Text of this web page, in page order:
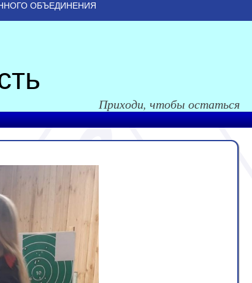
ОБЪЕДИНЕНИЯ
Приходи, чтобы остаться